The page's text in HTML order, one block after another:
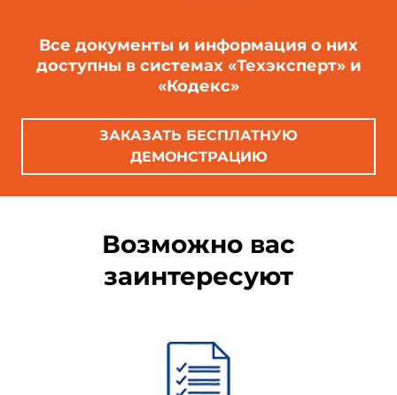
Все документы и информация о них
доступны в системах «Техэксперт» и
«Кодекс»
ЗАКАЗАТЬ БЕСПЛАТНУЮ
ДЕМОНСТРАЦИЮ
Возможно вас
заинтересуют